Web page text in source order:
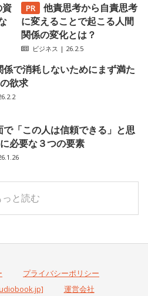
資
他責思考から自責思考
に変えることで起こる人間
関係の変化とは？
ビジネス | 26.2.5
係で消耗しないためにまず満た
欲求
で「この人は信頼できる」と思
必要な３つの要素
っと読む
プライバシーポリシー
運営会社